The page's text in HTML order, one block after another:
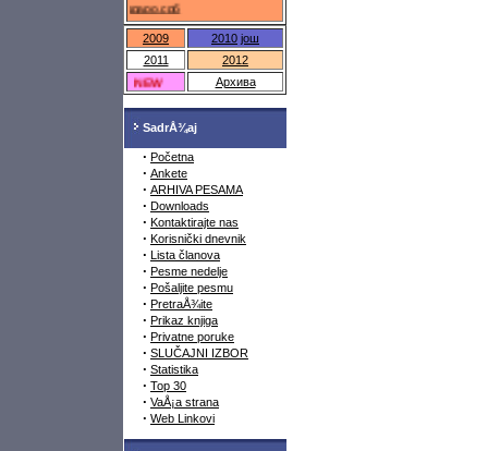
федраро.срб
2009 2010 још
2011
2012
NEW
Архива
SadrÅ¾aj
· Početna
· Ankete
· ARHIVA PESAMA
· Downloads
· Kontaktirajte nas
· Korisnički dnevnik
· Lista članova
· Pesme nedelje
· Pošaljite pesmu
· PretraÅ¾ite
· Prikaz knjiga
· Privatne poruke
· SLUČAJNI IZBOR
· Statistika
· Top 30
· VaÅ¡a strana
· Web Linkovi